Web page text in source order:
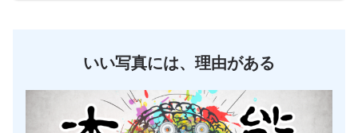
いい写真には、理由がある